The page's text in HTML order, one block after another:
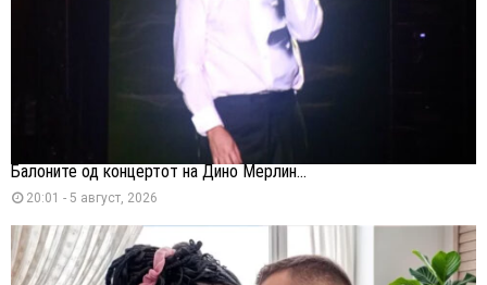
Балоните од концертот на Дино Мерлин...
20:01 - 5 август, 2026